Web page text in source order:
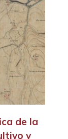
de la
y